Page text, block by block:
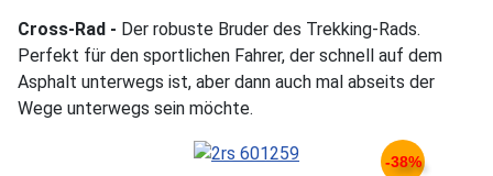
Cross-Rad - Der robuste Bruder des Trekking-Rads.
Perfekt für den sportlichen Fahrer, der schnell auf dem
Asphalt unterwegs ist, aber dann auch mal abseits der
Wege unterwegs sein möchte.
-38%